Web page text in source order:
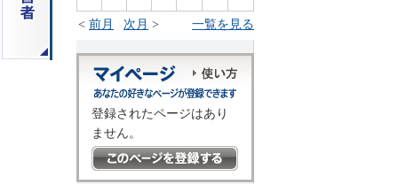
< 前月 次月 > 一覧を見る
登録されたページはあり
ません。